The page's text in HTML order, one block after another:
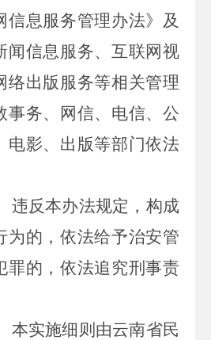
信息服务管理办法》及
闻信息服务、互联网视
络出版服务等相关管理
事务、网信、电信、公
电影、出版等部门依法
违反本办法规定，构成
为的，依法给予治安管
罪的，依法追究刑事责
本实施细则由云南省民